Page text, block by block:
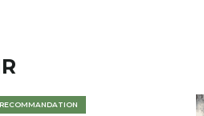
RECOMMANDATION